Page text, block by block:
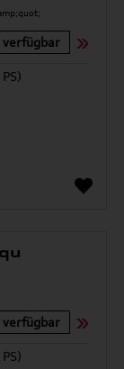
verfügbar
verfügbar